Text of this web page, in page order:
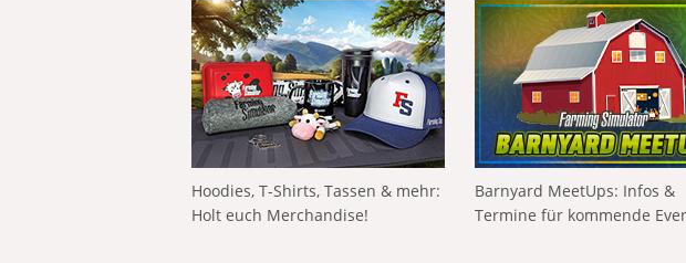
Hoodies, T-Shirts, Tassen & mehr:
Holt euch Merchandise!
Barnyard MeetUps: Infos &
Termine für kommende